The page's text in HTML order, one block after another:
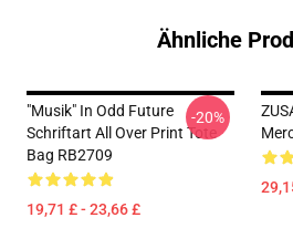
Ähnliche
"Musik" In Odd Future
Schriftart All Over Print Tote
Bag RB2709
19,71 £ - 23,66 £
-20%